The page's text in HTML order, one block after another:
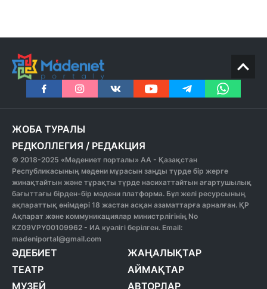
ЖОБА ТУРАЛЫ
РЕДКОЛЛЕГИЯ / РЕДАКЦИЯ
© 2018-2025 «Мәдениет порталы» АА - Қазақстан
Республикасының мәдени мұрасын заңды түрде бір жерге
жинақтайтын және тұрақты түрде насихаттайтын ағартушылық
бағыттағы бірден-бір мәдени платформа. Бұл желі ресурсының
ақпараттық өнімдері 18 жастан асқан азаматтарға арналған. ҚР
Ақпарат және коммуникациялар министрлігінің No
KZ09VPY00109962 - ИА куәлігі берілген. Email:
madeniportal@gmail.com
ӘДЕБИЕТ
ТЕАТР
МУЗЕЙ
ЖАҢАЛЫҚТАР
АЙМАҚТАР
АВТОРЛАР